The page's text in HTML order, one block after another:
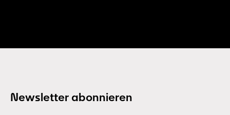
Newsletter abonnieren